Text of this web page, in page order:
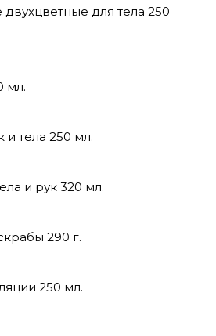
для тела 250
мл.
и тела 250 мл.
и рук 320 мл.
290 г.
250 мл.